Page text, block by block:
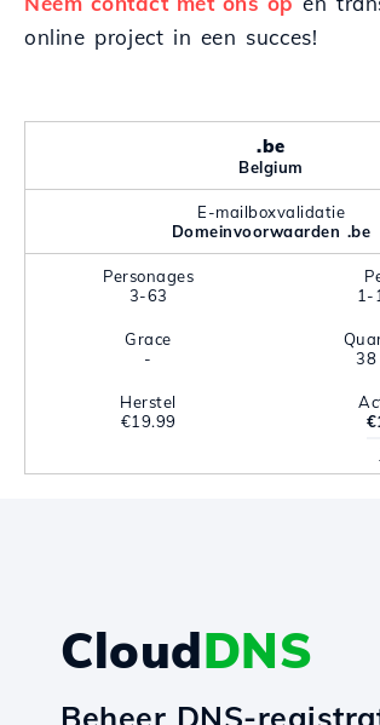
online project in een succes!
.be
Belgium
E-mailboxvalidatie
Domeinvoorwaarden .be
Personages
3-63
1-
Grace
-
38
Herstel
€19.99
CloudDNS
Beheer DNS-